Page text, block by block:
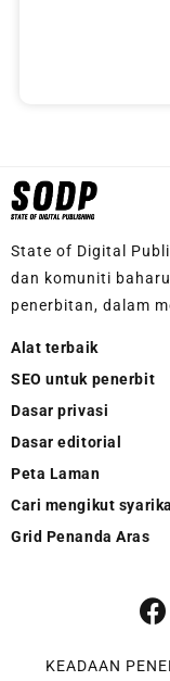
State of Digital
dan komuniti
penerbitan, dalam
Alat terbaik
SEO untuk penerbit
Dasar privasi
Dasar editorial
Peta Laman
Cari mengikut
Grid Penanda Aras
KEADAAN